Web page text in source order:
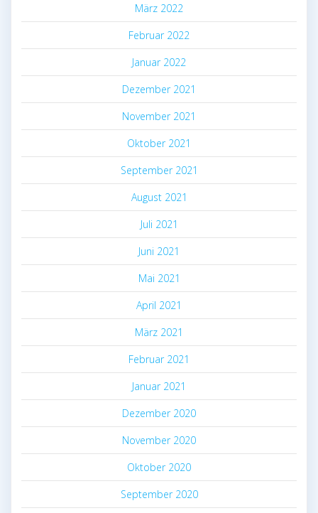
März 2022
Februar 2022
Januar 2022
Dezember 2021
November 2021
Oktober 2021
September 2021
August 2021
Juli 2021
Juni 2021
Mai 2021
April 2021
März 2021
Februar 2021
Januar 2021
Dezember 2020
November 2020
Oktober 2020
September 2020